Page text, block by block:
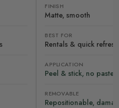
FINISH
Matte, smooth
BEST FOR
Rentals & quick
APPLICATION
Peel & stick, no paste
REMOVABLE
Repositionable,